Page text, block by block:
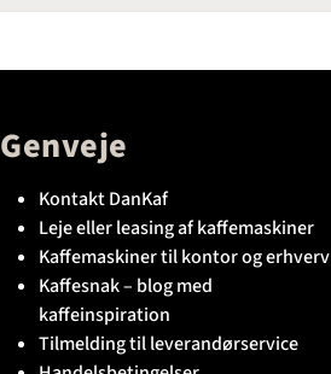
Genveje
Kontakt DanKaf
Leje eller leasing af kaffemaskiner
Kaffemaskiner til kontor og erhverv
Kaffesnak – blog med
kaffeinspiration
Tilmelding til leverandørservice